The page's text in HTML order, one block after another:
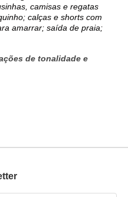
camisas e regatas
calças e shorts com
amarrar; saída de praia;
de tonalidade e